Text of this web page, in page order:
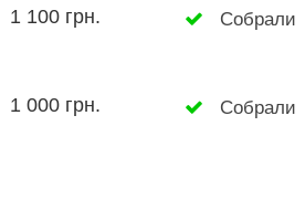
1 100 грн. Собрали
1 000 грн. Собрали